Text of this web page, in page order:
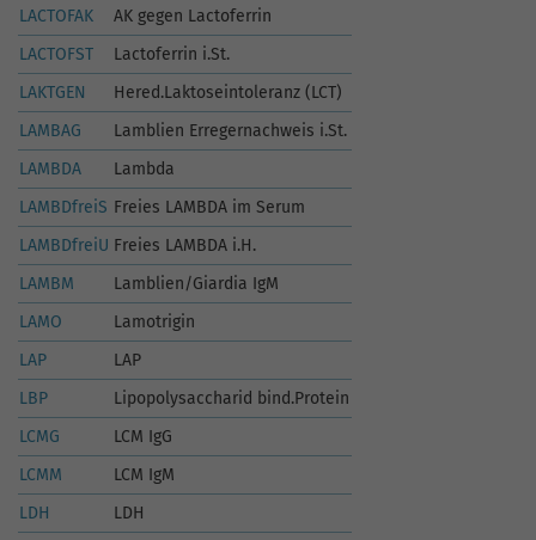
LACTOFAK
AK gegen Lactoferrin
LACTOFST
Lactoferrin i.St.
LAKTGEN
Hered.Laktoseintoleranz (LCT)
LAMBAG
Lamblien Erregernachweis i.St.
LAMBDA
Lambda
LAMBDfreiS Freies LAMBDA im Serum
LAMBDfreiU Freies LAMBDA i.H.
LAMBM
Lamblien/Giardia IgM
LAMO
Lamotrigin
LAP
LAP
LBP
Lipopolysaccharid bind.Protein
LCMG
LCM IgG
LCMM
LCM IgM
LDH
LDH